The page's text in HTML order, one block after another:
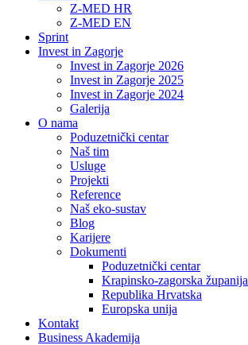
Z-MED HR
Z-MED EN
Sprint
Invest in Zagorje
Invest in Zagorje 2026
Invest in Zagorje 2025
Invest in Zagorje 2024
Galerija
O nama
Poduzetnički centar
Naš tim
Usluge
Projekti
Reference
Naš eko-sustav
Blog
Karijere
Dokumenti
Poduzetnički centar
Krapinsko-zagorska županija
Republika Hrvatska
Europska unija
Kontakt
Business Akademija